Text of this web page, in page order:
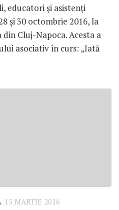
educatori și asistenți
și 30 octombrie 2016, la
Cluj-Napoca. Acesta a
asociativ în curs: „Iată
15 MARTIE 2016